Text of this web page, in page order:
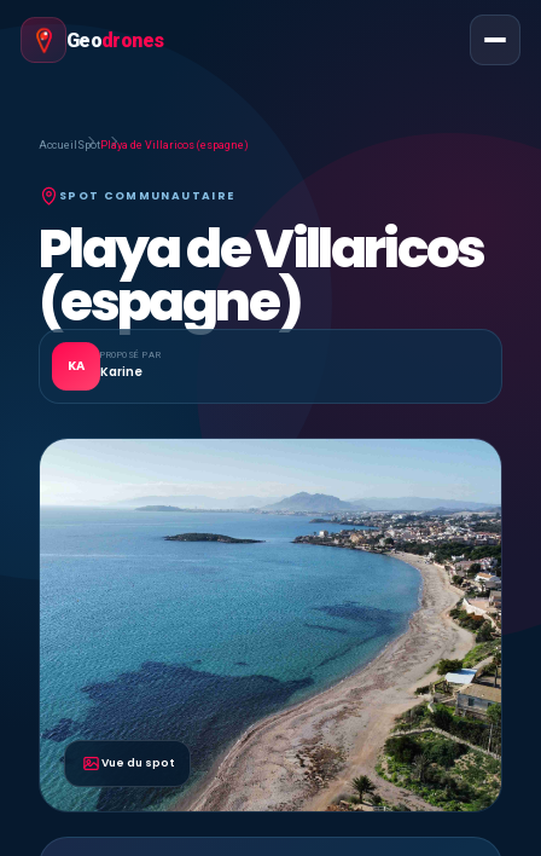
Geodrones
Accueil SpotPlaya de Villaricos (espagne)
SPOT COMMUNAUTAIRE
Playa de Villaricos
(espagne)
KA
PROPOSÉ PAR
Karine
Vue du spot